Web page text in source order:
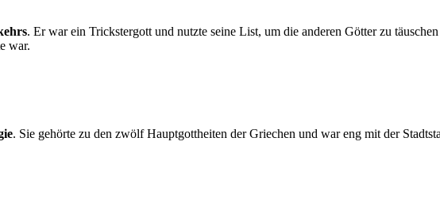
. Er war ein Trickstergott und nutzte seine List, um die anderen Götter zu
war.
. Sie gehörte zu den zwölf Hauptgottheiten der Griechen und war eng mit der